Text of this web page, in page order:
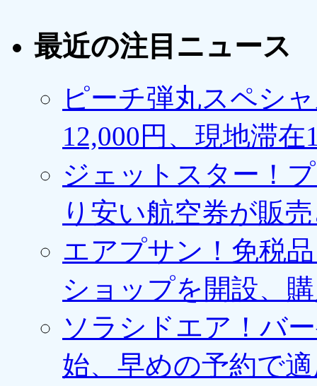
最近の注目ニュース
ピーチ弾丸スペシ
12,000円、現地滞
ジェットスター！
り安い航空券が販
エアプサン！免税
ショップを開設、
ソラシドエア！バ
始、早めの予約で